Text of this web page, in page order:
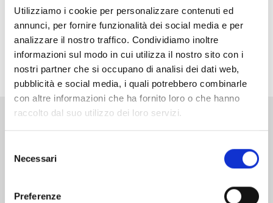
Utilizziamo i cookie per personalizzare contenuti ed
annunci, per fornire funzionalità dei social media e per
analizzare il nostro traffico. Condividiamo inoltre
informazioni sul modo in cui utilizza il nostro sito con i
nostri partner che si occupano di analisi dei dati web,
pubblicità e social media, i quali potrebbero combinarle
con altre informazioni che ha fornito loro o che hanno
raccolto dal suo utilizzo dei loro servizi.
delNecessari
Preferenze
tre volumi della serie, ecco a voi il primo numero
dell’iconica opera divenuta un classico del filone maho
shojo (o majokko, che dir si voglia), dove la materia
romantica e sentimentale dei fumetti per ragazze si
intreccia a magia e fantascienza!
Altri volumi della serie